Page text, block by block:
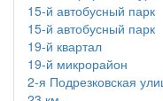
15-й автобусный парк
15-й автобусный парк
19-й квартал
19-й микрорайон
2-я Подрезковская